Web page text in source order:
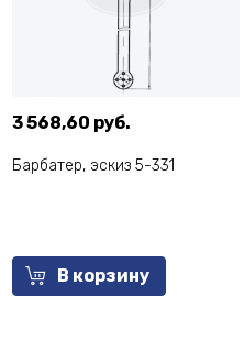
3 568,60 руб.
Барбатер, эскиз 5-331
В корзину